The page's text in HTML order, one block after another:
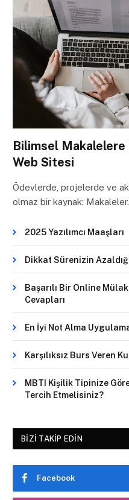
Bilimsel
Web Sitesi
Ödevlerde, projelerde ve
olmaz bir kaynak:
2025 Yazılımcı Maaşları
Dikkat Sürenizin
Başarılı Bir Online
Cevapları
En İyi Not Alma
Karşılıksız Burs Veren
MBTI Kişilik Tipinize
Tercih Etmelisiniz?
BIZI TAKIP EDIN
Facebook